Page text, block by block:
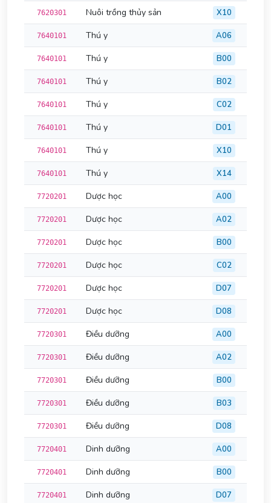
7620301 Nuôi trồng thủy sản X10
7640101 Thú y A06
7640101 Thú y B00
7640101 Thú y B02
7640101 Thú y C02
7640101 Thú y D01
7640101 Thú y X10
7640101 Thú y X14
7720201 Dược học A00
7720201 Dược học A02
7720201 Dược học B00
7720201 Dược học C02
7720201 Dược học D07
7720201 Dược học D08
7720301 Điều dưỡng A00
7720301 Điều dưỡng A02
7720301 Điều dưỡng B00
7720301 Điều dưỡng B03
7720301 Điều dưỡng D08
7720401 Dinh dưỡng A00
7720401 Dinh dưỡng B00
7720401 Dinh dưỡng D07